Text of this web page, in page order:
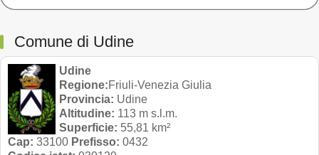
Comune di Udine
Udine
Regione:Friuli-Venezia Giulia
Provincia: Udine
Altitudine: 113 m s.l.m.
Superficie: 55,81 km²
Cap: 33100 Prefisso: 0432